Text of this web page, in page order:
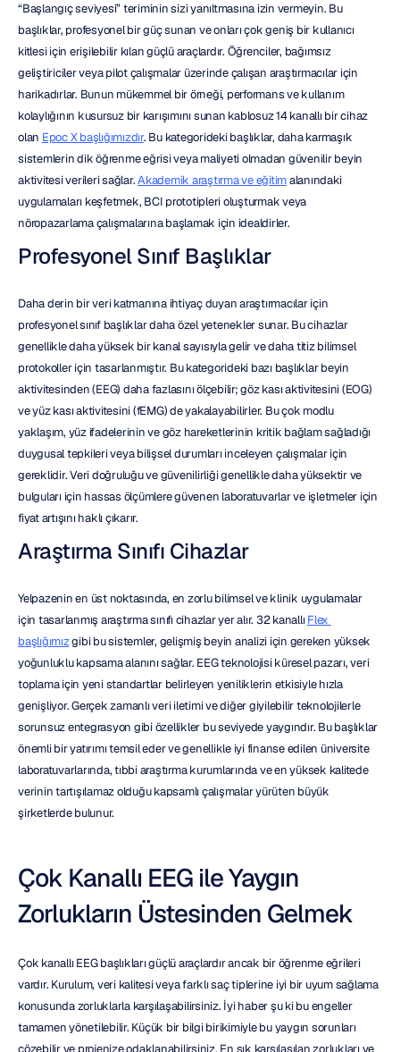
“Başlangıç seviyesi” teriminin sizi yanıltmasına izin vermeyin. Bu
başlıklar, profesyonel bir güç sunan ve onları çok geniş bir kullanıcı
kitlesi için erişilebilir kılan güçlü araçlardır. Öğrenciler, bağımsız
geliştiriciler veya pilot çalışmalar üzerinde çalışan araştırmacılar için
harikadırlar. Bunun mükemmel bir örneği, performans ve kullanım
kolaylığının kusursuz bir karışımını sunan kablosuz 14 kanallı bir cihaz
olan Epoc X başlığımızdır. Bu kategorideki başlıklar, daha karmaşık
sistemlerin dik öğrenme eğrisi veya maliyeti olmadan güvenilir beyin
aktivitesi verileri sağlar. Akademik araştırma ve eğitim alanındaki
uygulamaları keşfetmek, BCI prototipleri oluşturmak veya
nöropazarlama çalışmalarına başlamak için idealdirler.
Profesyonel Sınıf Başlıklar
Daha derin bir veri katmanına ihtiyaç duyan araştırmacılar için
profesyonel sınıf başlıklar daha özel yetenekler sunar. Bu cihazlar
genellikle daha yüksek bir kanal sayısıyla gelir ve daha titiz bilimsel
protokoller için tasarlanmıştır. Bu kategorideki bazı başlıklar beyin
aktivitesinden (EEG) daha fazlasını ölçebilir; göz kası aktivitesini (EOG)
ve yüz kası aktivitesini (fEMG) de yakalayabilirler. Bu çok modlu
yaklaşım, yüz ifadelerinin ve göz hareketlerinin kritik bağlam sağladığı
duygusal tepkileri veya bilişsel durumları inceleyen çalışmalar için
gereklidir. Veri doğruluğu ve güvenilirliği genellikle daha yüksektir ve
bulguları için hassas ölçümlere güvenen laboratuvarlar ve işletmeler için
fiyat artışını haklı çıkarır.
Araştırma Sınıfı Cihazlar
Yelpazenin en üst noktasında, en zorlu bilimsel ve klinik uygulamalar
için tasarlanmış araştırma sınıfı cihazlar yer alır. 32 kanallı Flex
başlığımız gibi bu sistemler, gelişmiş beyin analizi için gereken yüksek
yoğunluklu kapsama alanını sağlar. EEG teknolojisi küresel pazarı, veri
toplama için yeni standartlar belirleyen yeniliklerin etkisiyle hızla
genişliyor. Gerçek zamanlı veri iletimi ve diğer giyilebilir teknolojilerle
sorunsuz entegrasyon gibi özellikler bu seviyede yaygındır. Bu başlıklar
önemli bir yatırımı temsil eder ve genellikle iyi finanse edilen üniversite
laboratuvarlarında, tıbbi araştırma kurumlarında ve en yüksek kalitede
verinin tartışılamaz olduğu kapsamlı çalışmalar yürüten büyük
şirketlerde bulunur.
Çok Kanallı EEG ile Yaygın
Zorlukların Üstesinden Gelmek
Çok kanallı EEG başlıkları güçlü araçlardır ancak bir öğrenme eğrileri
vardır. Kurulum, veri kalitesi veya farklı saç tiplerine iyi bir uyum sağlama
konusunda zorluklarla karşılaşabilirsiniz. İyi haber şu ki bu engeller
tamamen yönetilebilir. Küçük bir bilgi birikimiyle bu yaygın sorunları
çözebilir ve projenize odaklanabilirsiniz. En sık karşılaşılan zorlukları ve